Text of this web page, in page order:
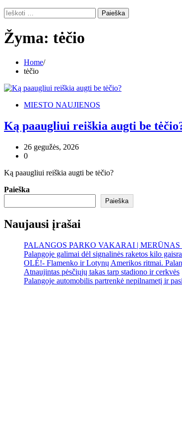
Ieškoti:
Žyma: tėčio
Home
tėčio
MIESTO NAUJIENOS
Ką paaugliui reiškia augti be
26 gegužės, 2026
0
Ką paaugliui reiškia augti be tėčio?
Paieška
Paieška
Naujausi įrašai
PALANGOS PARKO VAKARAI |
Palangoje galimai dėl signalinės raketos kilo
OLÉ!- Flamenko ir Lotynų Amerikos ritmai.
Atnaujintas pėsčiųjų takas tarp stadiono ir cerkvės
Palangoje automobilis partrenkė nepilnametį ir